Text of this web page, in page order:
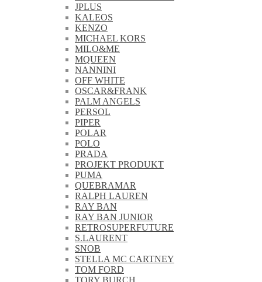
JPLUS
KALEOS
KENZO
MICHAEL KORS
MILO&ME
MQUEEN
NANNINI
OFF WHITE
OSCAR&FRANK
PALM ANGELS
PERSOL
PIPER
POLAR
POLO
PRADA
PROJEKT PRODUKT
PUMA
QUEBRAMAR
RALPH LAUREN
RAY BAN
RAY BAN JUNIOR
RETROSUPERFUTURE
S.LAURENT
SNOB
STELLA MC CARTNEY
TOM FORD
TORY BURCH